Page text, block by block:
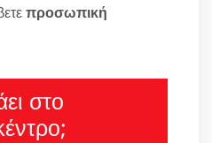
προσωπική
στο